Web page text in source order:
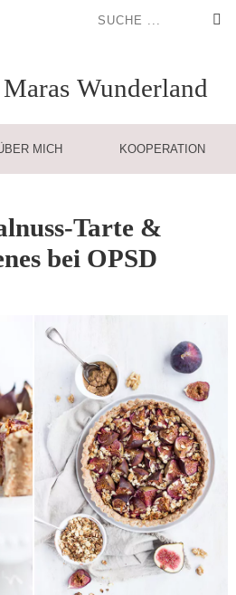
Maras Wunderland
MICH KOOPERATION
Tarte &
bei OPSD